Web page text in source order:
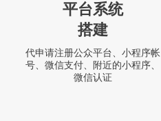
平台系统
搭建
代申请注册公众平台、小程序帐
号、微信支付、附近的小程序、
微信认证